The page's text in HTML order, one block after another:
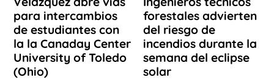
para intercambios
de estudiantes con
la la Canaday Center
University of Toledo
(Ohio)
forestales advierten
del riesgo de
incendios durante la
semana del eclipse
solar